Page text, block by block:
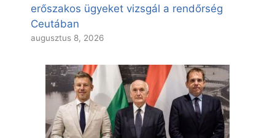
erőszakos ügyeket vizsgál a rendőrség
Ceutában
augusztus 8, 2026